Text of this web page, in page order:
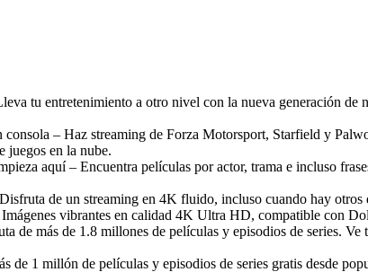
tu entretenimiento a otro nivel con la nueva generación
– Haz streaming de Forza Motorsport, Starfield y
juegos en la nube.
aquí – Encuentra películas por actor, trama e incluso
de un streaming en 4K fluido, incluso cuando hay otros
vibrantes en calidad 4K Ultra HD, compatible con
de más de 1.8 millones de películas y episodios de series.
de 1 millón de películas y episodios de series gratis desde